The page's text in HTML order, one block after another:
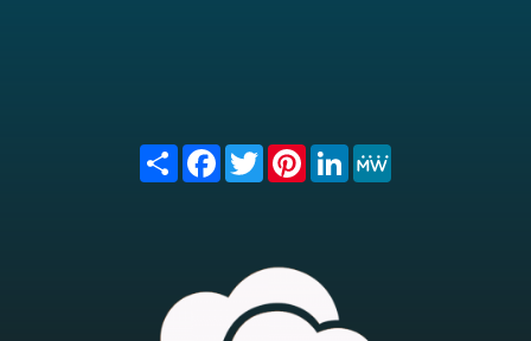
Share FacebookTwitterPinterest
LinkedIn